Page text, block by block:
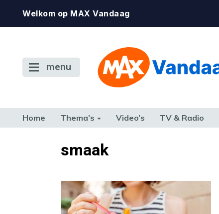
Welkom op MAX Vandaag
menu
Home Thema’s Video’s TV & Radio
TERUG NAAR TOENsmaak